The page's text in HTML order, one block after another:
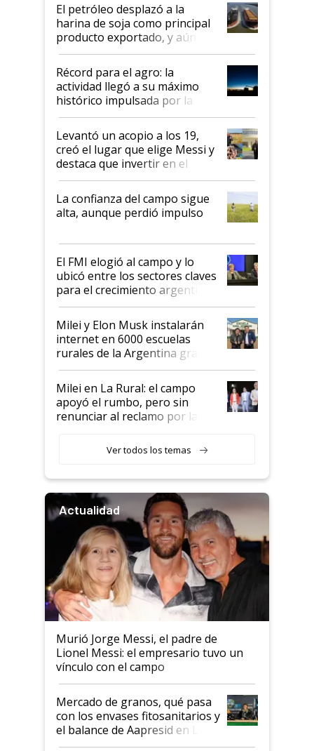
El petróleo desplazó a la
harina de soja como principal
producto exportado, y aún así
el agro aportó casi seis de cada
diez dólares y sostuvo el
liderazgo en un semestre
récord
Récord para el agro: la
actividad llegó a su máximo
histórico impulsada por la
cosecha y las exportaciones
Levantó un acopio a los 19,
creó el lugar que elige Messi y
destaca que invertir en el
kirchnerismo era como "darle
plata a un hijo para droga":
Juan Félix Rossetti, el libertario
que de una dura crisis salió
de Milei
La confianza del campo sigue
alta, aunque perdió impulso
El FMI elogió al campo y lo
ubicó entre los sectores claves
para el crecimiento argentino
Milei y Elon Musk instalarán
internet en 6000 escuelas
rurales de la Argentina gracias
a un acuerdo con Starlink
Milei en La Rural: el campo
apoyó el rumbo, pero sin
renunciar al reclamo por las
Ver todos los temas
Actualidad
Murió Jorge Messi, el padre de
Lionel Messi: el empresario tuvo un
vínculo con el campo
Mercado de granos, qué pasa
con los envases fitosanitarios y
el balance de Aapresid en La
Posta